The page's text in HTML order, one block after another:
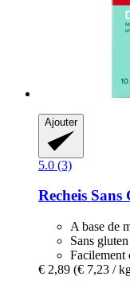
Ajouter
5.0 (3)
Recheis Sans
A base de
Sans
Facilement
€ 2,89 (€ 7,23 /